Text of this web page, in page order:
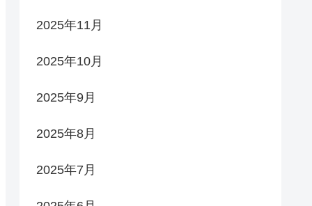
2025年11月
2025年10月
2025年9月
2025年8月
2025年7月